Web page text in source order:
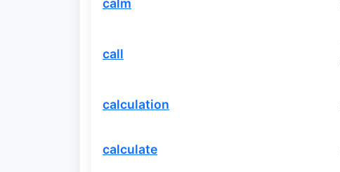
calm
call
calculation
calculate